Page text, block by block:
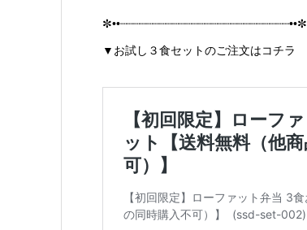
✼••┈┈┈┈┈┈┈┈┈┈┈┈┈┈┈┈┈┈┈┈┈┈┈┈┈┈••✼
▼お試し３食セットのご注文はコチラ